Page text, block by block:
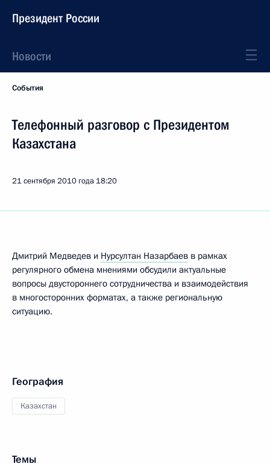
Президент России
Новости
События
Телефонный разговор с Президентом
Казахстана
21 сентября 2010 года 18:20
Дмитрий Медведев и Нурсултан Назарбаев в рамках
регулярного обмена мнениями обсудили актуальные
вопросы двустороннего сотрудничества и взаимодействия
в многосторонних форматах, а также региональную
ситуацию.
География
Казахстан
Темы